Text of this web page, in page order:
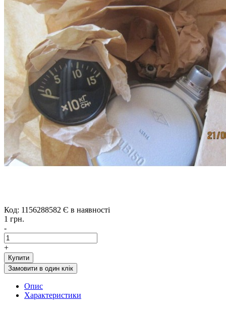
Код: 1156288582 Є в наявності
1 грн.
-
+
Купити
Замовити в один клік
Опис
Характеристики